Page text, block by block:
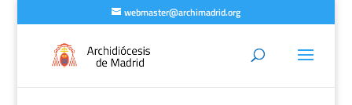
webmaster@archimadrid.org